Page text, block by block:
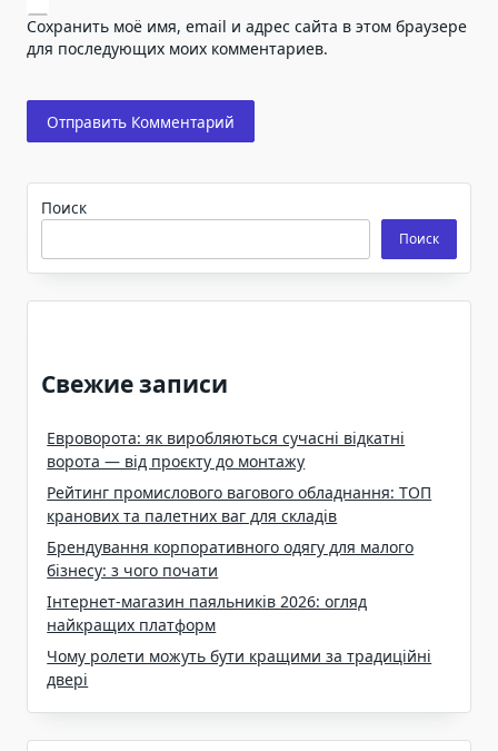
Сохранить моё имя, email и адрес сайта в этом браузере
для последующих моих комментариев.
Поиск
Поиск
Свежие записи
Евроворота: як виробляються сучасні відкатні
ворота — від проєкту до монтажу
Рейтинг промислового вагового обладнання: ТОП
кранових та палетних ваг для складів
Брендування корпоративного одягу для малого
бізнесу: з чого почати
Інтернет-магазин паяльників 2026: огляд
найкращих платформ
Чому ролети можуть бути кращими за традиційні
двері